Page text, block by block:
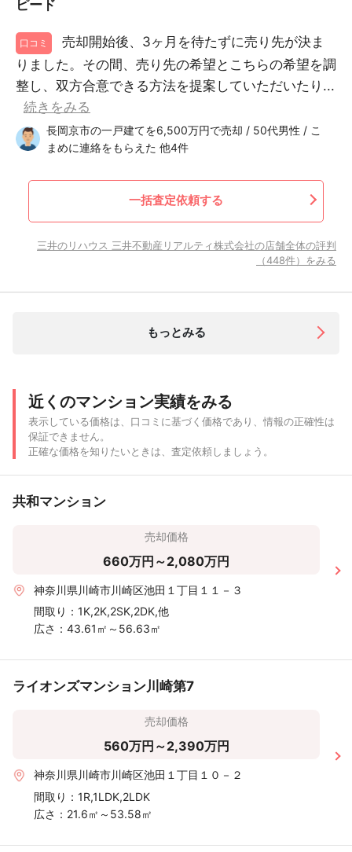
ピード
口コミ
売却開始後、3ヶ月を待たずに売り先が決ま
りました。その間、売り先の希望とこちらの希望を調
整し、双方合意できる方法を提案していただいたり...
続きをみる
長岡京市の一戸建てを6,500万円で売却 / 50代男性 / こ
まめに連絡をもらえた 他4件
一括査定依頼する
三井のリハウス 三井不動産リアルティ株式会社の店舗全体の評判
（448件）をみる
もっとみる
近くのマンション実績をみる
表示している価格は、口コミに基づく価格であり、情報の正確性は
保証できません。
正確な価格を知りたいときは、査定依頼しましょう。
共和マンション
売却価格
660万円～2,080万円
神奈川県川崎市川崎区池田１丁目１１－３
間取り： 1K,2K,2SK,2DK,他
広さ： 43.61㎡～56.63㎡
ライオンズマンション川崎第7
売却価格
560万円～2,390万円
神奈川県川崎市川崎区池田１丁目１０－２
間取り： 1R,1LDK,2LDK
広さ： 21.6㎡～53.58㎡